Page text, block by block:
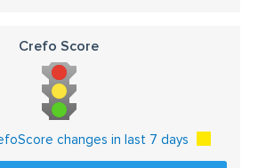
Crefo Score
changes in last 7 days